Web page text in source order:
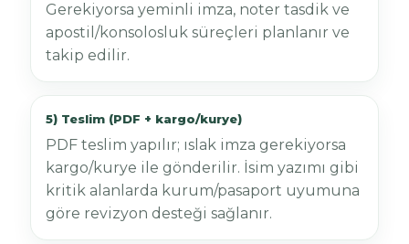
Gerekiyorsa yeminli imza, noter tasdik ve
apostil/konsolosluk süreçleri planlanır ve
takip edilir.
5) Teslim (PDF + kargo/kurye)
PDF teslim yapılır; ıslak imza gerekiyorsa
kargo/kurye ile gönderilir. İsim yazımı gibi
kritik alanlarda kurum/pasaport uyumuna
göre revizyon desteği sağlanır.